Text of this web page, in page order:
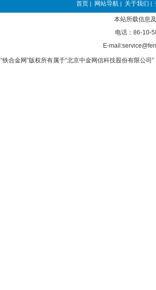
首页 | 网站导航 | 关于我们 |
本站所载信息
电话：86-10-
E-
“铁合金网”版权所有属于“北京中金网信科技股份有限公司